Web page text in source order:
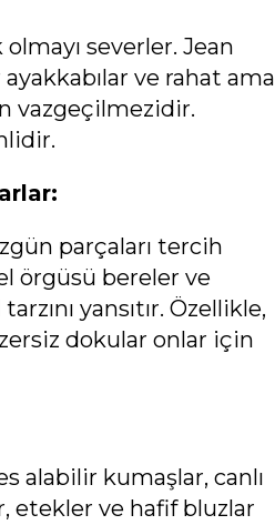
severler. Jean
ve rahat ama
vazgeçilmezidir.
parçaları tercih
örgüsü bereler ve
yansıtır. Özellikle,
dokular onlar için
alabilir kumaşlar, canlı
etekler ve hafif bluzlar